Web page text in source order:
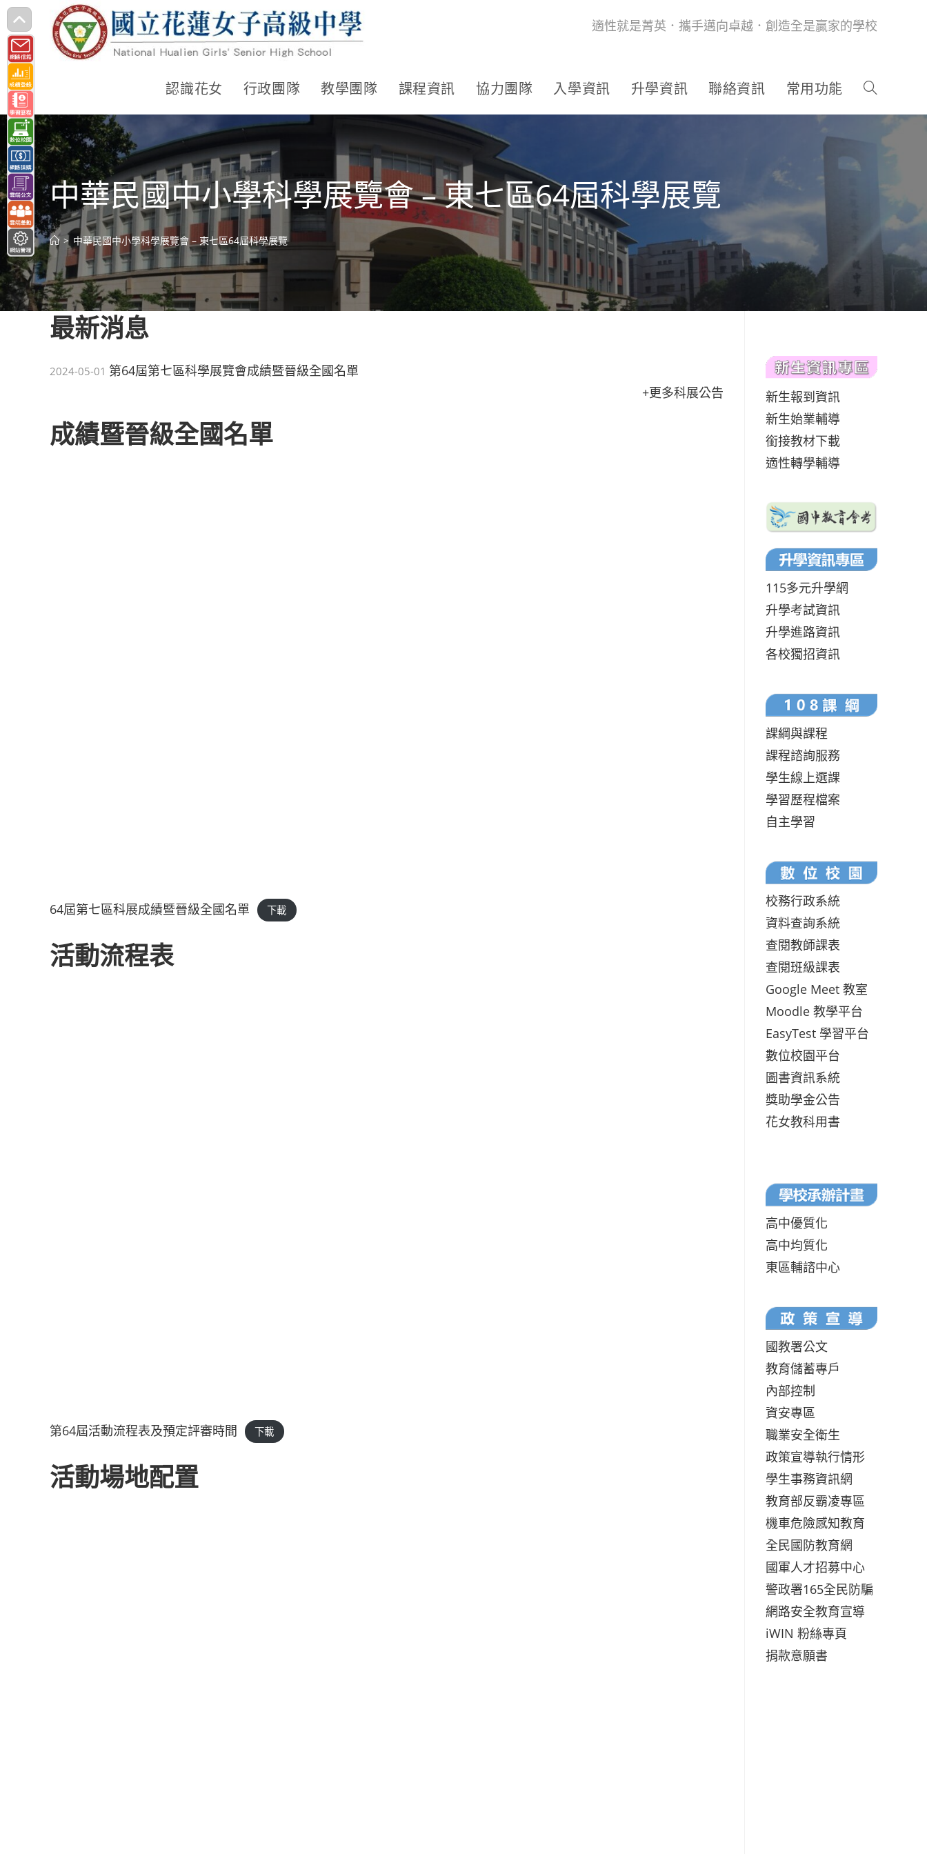
跳
轉
至
主
要
內
容
適性就是菁英．攜手邁向卓越．創造全是贏家的學校
認識花女 行政團隊 教學團隊 課程資訊 協力團隊 入學資訊 升學資訊 聯絡資訊 常用功能
中華民國中小學科學展覽會 – 東七區64屆科學展覽
> 中華民國中小學科學展覽會 – 東七區64屆科學展覽
最新消息
第64屆第七區科學展覽會成績暨晉級全國名單
2024-05-01
+更多科展公告
成績暨晉級全國名單
64屆第七區科展成績暨晉級全國名單 下載
活動流程表
第64屆活動流程表及預定評審時間 下載
活動場地配置
新生報到資訊
新生始業輔導
銜接教材下載
適性轉學輔導
115多元升學網
升學考試資訊
升學進路資訊
各校獨招資訊
課綱與課程
課程諮詢服務
學生線上選課
學習歷程檔案
自主學習
校務行政系統
資料查詢系統
查閱教師課表
查閱班級課表
Google Meet 教室
Moodle 教學平台
EasyTest 學習平台
數位校園平台
圖書資訊系統
獎助學金公告
花女教科用書
高中優質化
高中均質化
東區輔諮中心
國教署公文
教育儲蓄專戶
內部控制
資安專區
職業安全衛生
政策宣導執行情形
學生事務資訊網
教育部反霸凌專區
機車危險感知教育
全民國防教育網
國軍人才招募中心
警政署165全民防騙
網路安全教育宣導
iWIN 粉絲專頁
捐款意願書